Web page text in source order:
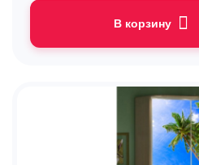
В корзину